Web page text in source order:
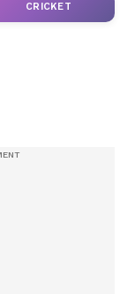
CRICKET